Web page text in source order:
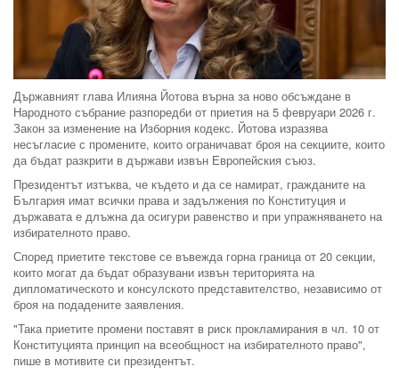
Държавният глава Илияна Йотова върна за ново обсъждане в
Народното събрание разпоредби от приетия на 5 февруари 2026 г.
Закон за изменение на Изборния кодекс. Йотова изразява
несъгласие с промените, които ограничават броя на секциите, които
да бъдат разкрити в държави извън Европейския съюз.
Президентът изтъква, че където и да се намират, гражданите на
България имат всички права и задължения по Конституция и
държавата е длъжна да осигури равенство и при упражняването на
избирателното право.
Според приетите текстове се въвежда горна граница от 20 секции,
които могат да бъдат образувани извън територията на
дипломатическото и консулското представителство, независимо от
броя на подадените заявления.
"Така приетите промени поставят в риск прокламирания в чл. 10 от
Конституцията принцип на всеобщност на избирателното право",
пише в мотивите си президентът.